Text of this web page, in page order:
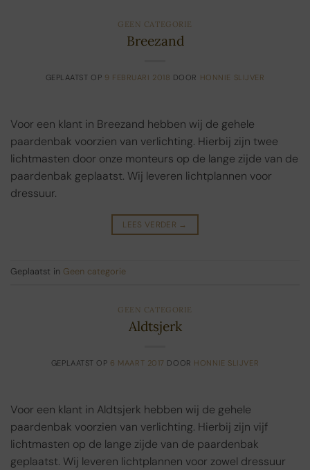
GEEN CATEGORIE
Breezand
GEPLAATST OP 9 FEBRUARI 2018 DOOR HONNIE SLIJVER
Voor een klant in Breezand hebben wij de gehele
paardenbak voorzien van verlichting. Hierbij zijn twee
lichtmasten door onze monteurs op de lange zijde van de
paardenbak geplaatst. Wij leveren lichtplannen voor
dressuur.
LEES VERDER →
Geplaatst in Geen categorie
GEEN CATEGORIE
Aldtsjerk
GEPLAATST OP 6 MAART 2017 DOOR HONNIE SLIJVER
Voor een klant in Aldtsjerk hebben wij de gehele
paardenbak voorzien van verlichting. Hierbij zijn vijf
lichtmasten op de lange zijde van de paardenbak
geplaatst. Wij leveren lichtplannen voor zowel dressuur